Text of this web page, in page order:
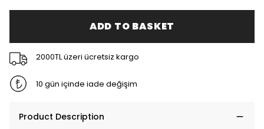
ADD TO BASKET
2000TL üzeri ücretsiz kargo
10 gün içinde iade değişim
Product Description